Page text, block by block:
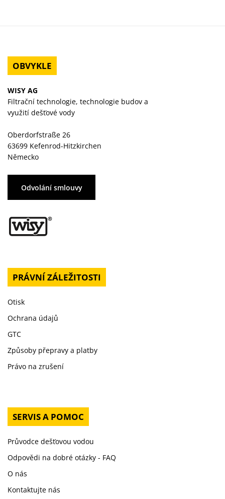
OBVYKLE
WISY AG
Filtrační technologie, technologie budov a
využití dešťové vody
Oberdorfstraße 26
63699 Kefenrod-Hitzkirchen
Německo
Odvolání smlouvy
PRÁVNÍ ZÁLEŽITOSTI
Otisk
Ochrana údajů
GTC
Způsoby přepravy a platby
Právo na zrušení
SERVIS A POMOC
Průvodce dešťovou vodou
Odpovědi na dobré otázky - FAQ
O nás
Kontaktujte nás